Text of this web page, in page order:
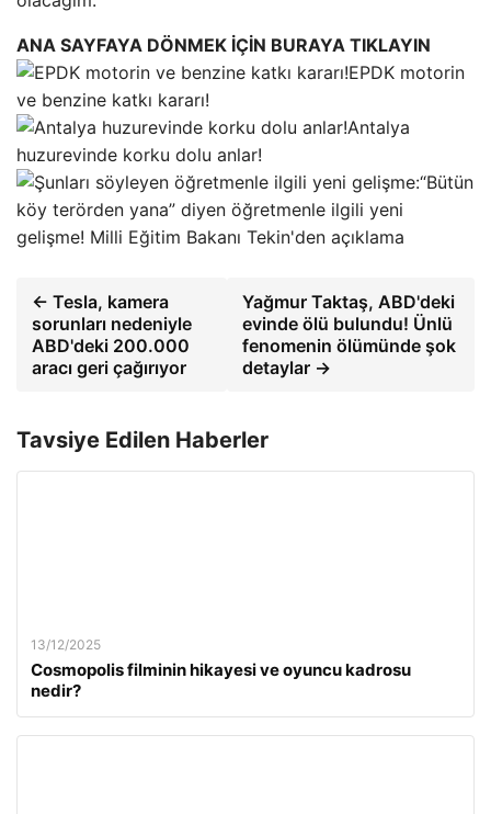
ANA SAYFAYA DÖNMEK İÇİN BURAYA TIKLAYIN
EPDK motorin
ve benzine katkı kararı!
Antalya
huzurevinde korku dolu anlar!
“Bütün
köy terörden yana” diyen öğretmenle ilgili yeni
gelişme! Milli Eğitim Bakanı Tekin'den açıklama
← Tesla, kamera
sorunları nedeniyle
ABD'deki 200.000
aracı geri çağırıyor
Yağmur Taktaş, ABD'deki
evinde ölü bulundu! Ünlü
fenomenin ölümünde şok
detaylar →
Tavsiye Edilen Haberler
13/12/2025
Cosmopolis filminin hikayesi ve oyuncu kadrosu
nedir?